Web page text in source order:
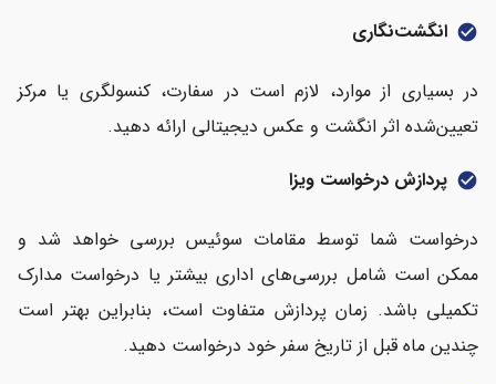
check_circle انگشت‌نگاری
در بسیاری از موارد، لازم است در سفارت، کنسولگری یا مرکز
تعیین‌شده اثر انگشت و عکس دیجیتالی ارائه دهید.
check_circle پردازش درخواست ویزا
درخواست شما توسط مقامات سوئیس بررسی خواهد شد و
ممکن است شامل بررسی‌های اداری بیشتر یا درخواست مدارک
تکمیلی باشد. زمان پردازش متفاوت است، بنابراین بهتر است
چندین ماه قبل از تاریخ سفر خود درخواست دهید.